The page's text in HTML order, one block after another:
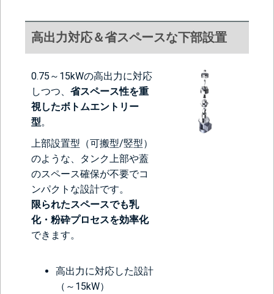
高出力対応＆省スペースな下部設置
0.75～15kWの高出力に対応
しつつ、 省スペース性を重
視したボトムエントリー
型。
上部設置型（可搬型/竪型）
のような、タンク上部や蓋
のスペース確保が不要でコ
ンパクトな設計です。
限られたスペースでも乳
化・粉砕プロセスを効率化
できます。
高出力に対応した設計
（～15kW）